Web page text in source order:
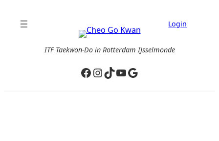
Login
ITF Taekwon-Do in Rotterdam IJsselmonde
Facebook
Instagram
TikTok
YouTube
Google